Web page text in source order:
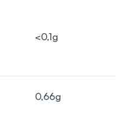
<0,1g
0,66g